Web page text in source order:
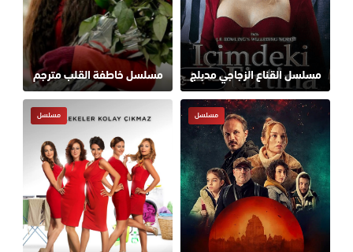
مسلسل القناع الزجاجي مدبلج مسلسل خاطفة القلب مترجم
مسلسل مسلسل